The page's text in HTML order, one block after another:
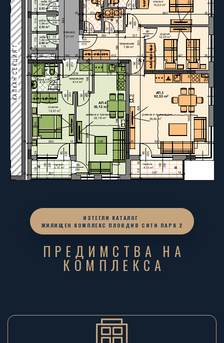
ИЗТЕГЛИ КАТАЛОГ
ЖИЛИЩЕН КОМПЛЕКС ПЛОВДИВ СИТИ ПАРК 2
ПРЕДИМСТВА НА
КОМПЛЕКСА